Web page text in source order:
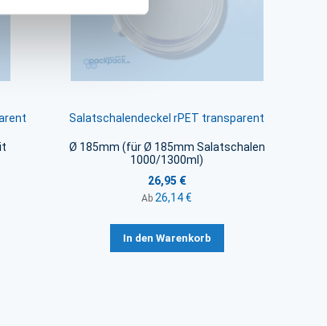
Salatschalendeckel rPET transparent
Ø 185mm (für Ø 185mm Salatschalen
1000/1300ml)
26,95 €
Ab 26,14 €
In den Warenkorb